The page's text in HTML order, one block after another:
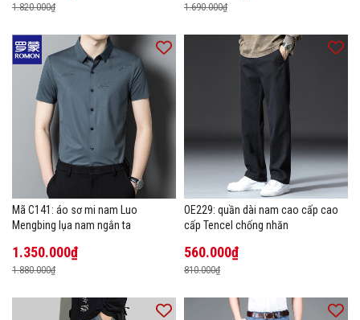
1.820.000₫ 1.690.000₫
Mã C141: áo sơ mi nam Luo
Mengbing lụa nam ngắn ta
1.350.000₫
1.880.000₫
OE229: quần dài nam cao cấp cao
cấp Tencel chống nhăn
560.000₫
810.000₫